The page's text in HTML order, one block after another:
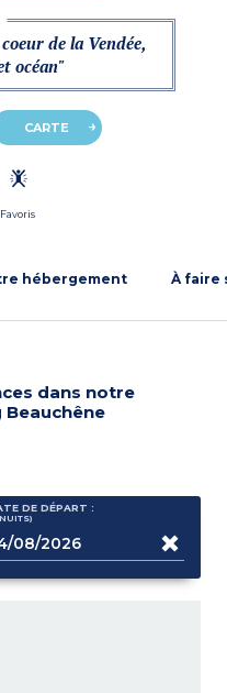
de la Vendée,
océan"
CARTE
hébergement À faire
dans notre
Beauchêne
DE DÉPART :
NUITS)